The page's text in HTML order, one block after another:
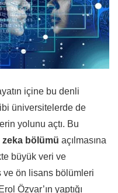
içine bu denli
üniversitelerde de
yolunu açtı. Bu
bölümü açılmasına
büyük veri ve
ve ön lisans bölümleri
Özvar’ın yaptığı